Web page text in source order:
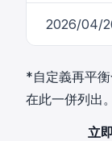
2026/04/
*自定義再平
在此一併列出。
立